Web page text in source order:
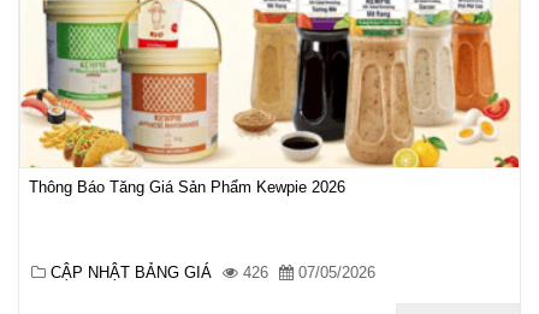
Thông Báo Tăng Giá Sản Phẩm Kewpie 2026
CẬP NHẬT BẢNG GIÁ 426 07/05/2026